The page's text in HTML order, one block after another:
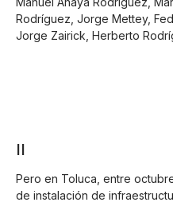
Rodríguez, Jorge Mettey,
Jorge Zairick, Herberto
II
Pero en Toluca, entre
de instalación de